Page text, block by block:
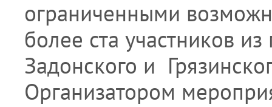
ограниченными
более ста участников
Задонского и
Организатором